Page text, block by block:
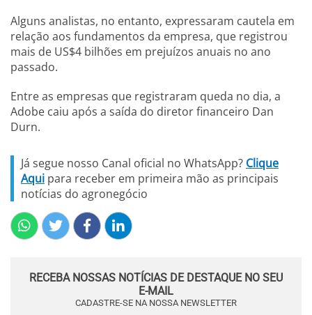
Alguns analistas, no entanto, expressaram cautela em
relação aos fundamentos da empresa, que registrou
mais de US$4 bilhões em prejuízos anuais no ano
passado.
Entre as empresas que registraram queda no dia, a
Adobe caiu após a saída do diretor financeiro Dan
Durn.
Já segue nosso Canal oficial no WhatsApp? Clique
Aqui para receber em primeira mão as principais
notícias do agronegócio
RECEBA NOSSAS NOTÍCIAS DE DESTAQUE NO SEU
E-MAIL
CADASTRE-SE NA NOSSA NEWSLETTER